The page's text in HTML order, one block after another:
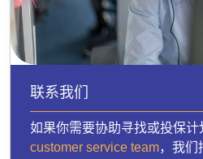
联系我们
如果你需要协助寻找或投保计
customer service team，我们